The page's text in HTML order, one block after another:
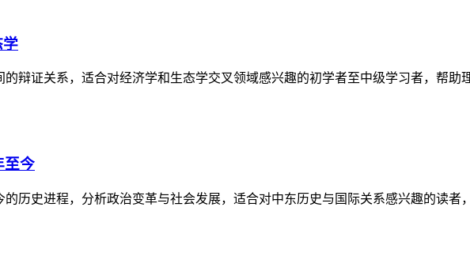
学
辩证关系，适合对经济学和生态学交叉领域感兴趣的初学者至中级学习者，帮
至今
历史进程，分析政治变革与社会发展，适合对中东历史与国际关系感兴趣的读